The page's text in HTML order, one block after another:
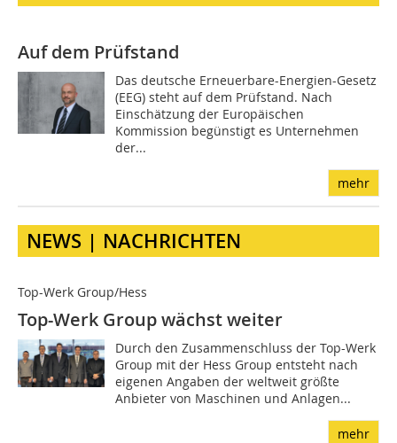
Auf dem Prüfstand
Das deutsche Erneuerbare-Energien-Gesetz
(EEG) steht auf dem Prüfstand. Nach
Einschätzung der Europäischen
Kommission begünstigt es Unternehmen
der...
mehr
NEWS | NACHRICHTEN
Top-Werk Group/Hess
Top-Werk Group wächst weiter
Durch den Zusammenschluss der Top-Werk
Group mit der Hess Group entsteht nach
eigenen Angaben der weltweit größte
Anbieter von Maschinen und Anlagen...
mehr